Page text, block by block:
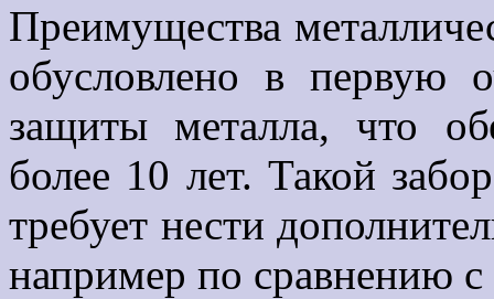
Преимущества
обусловлено в первую
защиты металла, что
более 10 лет. Такой
требует нести
например по сравнению